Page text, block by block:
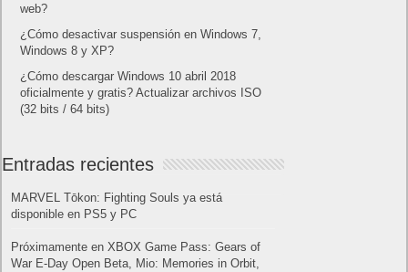
web?
¿Cómo desactivar suspensión en Windows 7,
Windows 8 y XP?
¿Cómo descargar Windows 10 abril 2018
oficialmente y gratis? Actualizar archivos ISO
(32 bits / 64 bits)
Entradas recientes
MARVEL Tōkon: Fighting Souls ya está
disponible en PS5 y PC
Próximamente en XBOX Game Pass: Gears of
War E-Day Open Beta, Mio: Memories in Orbit,